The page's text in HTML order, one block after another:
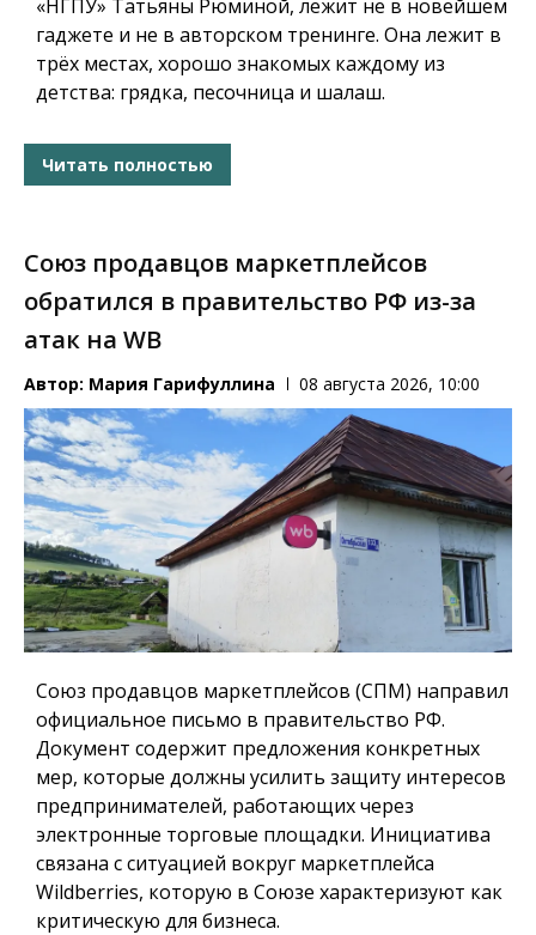
«НГПУ» Татьяны Рюминой, лежит не в новейшем
гаджете и не в авторском тренинге. Она лежит в
трёх местах, хорошо знакомых каждому из
детства: грядка, песочница и шалаш.
Читать полностью
Союз продавцов маркетплейсов
обратился в правительство РФ из-за
атак на WB
Автор: Мария Гарифуллина 08 августа 2026, 10:00
Союз продавцов маркетплейсов (СПМ) направил
официальное письмо в правительство РФ.
Документ содержит предложения конкретных
мер, которые должны усилить защиту интересов
предпринимателей, работающих через
электронные торговые площадки. Инициатива
связана с ситуацией вокруг маркетплейса
Wildberries, которую в Союзе характеризуют как
критическую для бизнеса.